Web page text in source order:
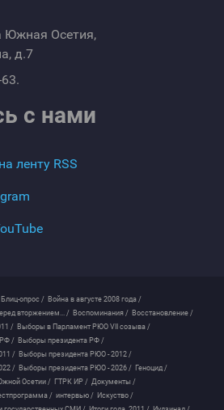
Южная Осетия,
д.7
с нами
ленту RSS
Блиц-опрос / Война в августе 2008 года /
вторжением... / Воспоминания / Восстановление /
/ Выборы в Парламент РЮО VII созыва /
РФ / Выборы президента РФ /
/ Выборы президента РЮО - 2012 /
/ Выборы президента РЮО - 2026 / Геноцид /
Осетии / ГТРК ИР / Документы /
/ интервью / Искуство /